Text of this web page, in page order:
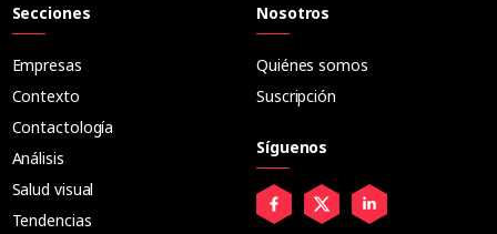
Secciones
Empresas
Contexto
Contactología
Análisis
Salud visual
Tendencias
Nosotros
Quiénes somos
Suscripción
Síguenos